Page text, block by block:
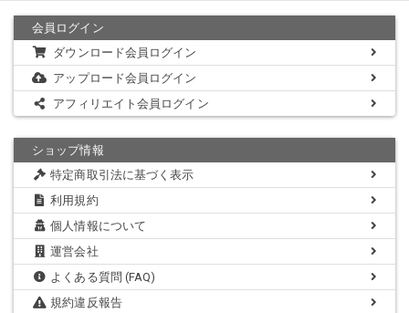
会員ログイン
ダウンロード会員ログイン
アップロード会員ログイン
アフィリエイト会員ログイン
ショップ情報
特定商取引法に基づく表示
利用規約
個人情報について
運営会社
よくある質問 (FAQ)
規約違反報告